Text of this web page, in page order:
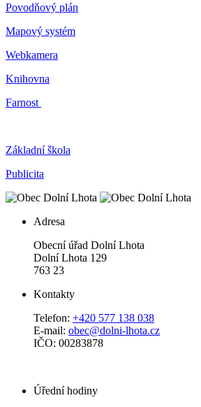
Povodňový plán
Mapový systém
Webkamera
Knihovna
Farnost
Základní škola
Publicita
Adresa
Obecní úřad Dolní Lhota
Dolní Lhota 129
763 23
Kontakty
Telefon: +420 577 138 038
E-mail: obec@dolni-lhota.cz
IČO: 00283878
Úřední hodiny